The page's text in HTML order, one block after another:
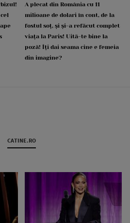
A plecat din România cu 11
milioane de dolari în cont, de la
fostul soț, și și-a refăcut complet
viața la Paris! Uită-te bine la
poză! Îți dai seama cine e femeia
din imagine?
CATINE.RO